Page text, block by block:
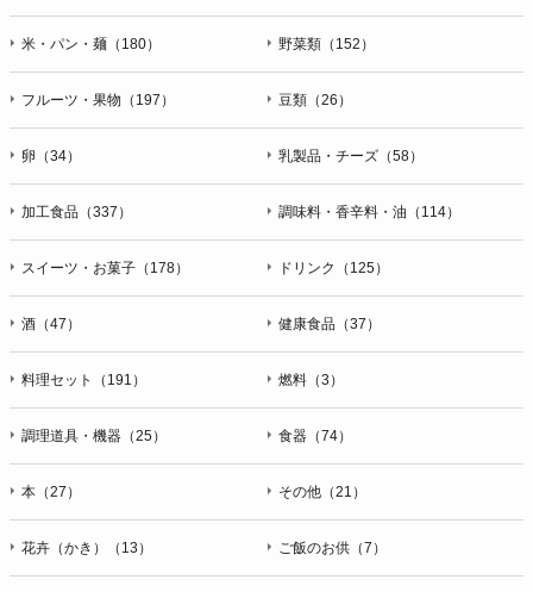
米・パン・麺（180） 野菜類（152）
フルーツ・果物（197） 豆類（26）
卵（34） 乳製品・チーズ（58）
加工食品（337） 調味料・香辛料・油（114）
スイーツ・お菓子（178） ドリンク（125）
酒（47） 健康食品（37）
料理セット（191） 燃料（3）
調理道具・機器（25） 食器（74）
本（27） その他（21）
花卉（かき）（13） ご飯のお供（7）